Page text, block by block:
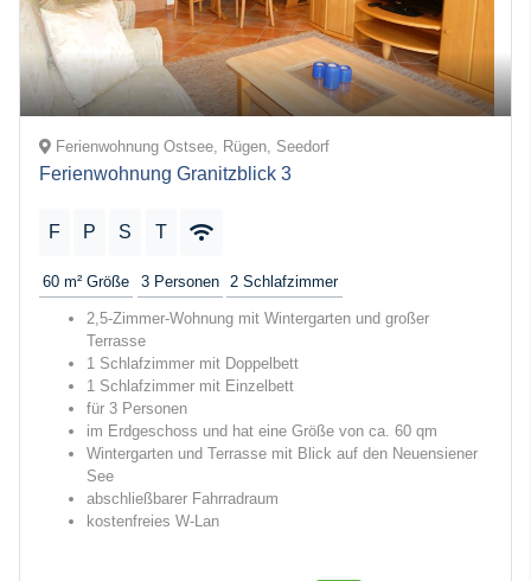
Ferienwohnung Ostsee, Rügen, Seedorf
Ferienwohnung Granitzblick 3
F P S T
60 m² Größe 3 Personen 2 Schlafzimmer
2,5-Zimmer-Wohnung mit Wintergarten und großer
Terrasse
1 Schlafzimmer mit Doppelbett
1 Schlafzimmer mit Einzelbett
für 3 Personen
im Erdgeschoss und hat eine Größe von ca. 60 qm
Wintergarten und Terrasse mit Blick auf den Neuensiener
See
abschließbarer Fahrradraum
kostenfreies W-Lan